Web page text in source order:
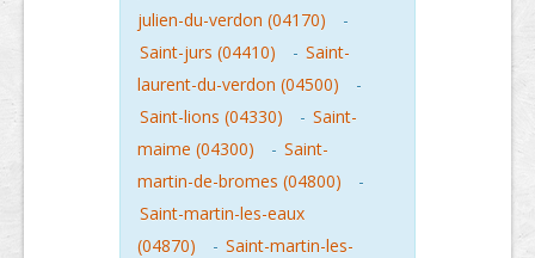
julien-du-verdon (04170)
-
Saint-jurs (04410)
- Saint-
laurent-du-verdon (04500)
-
Saint-lions (04330)
- Saint-
maime (04300)
- Saint-
martin-de-bromes (04800)
-
Saint-martin-les-eaux
(04870)
- Saint-martin-les-